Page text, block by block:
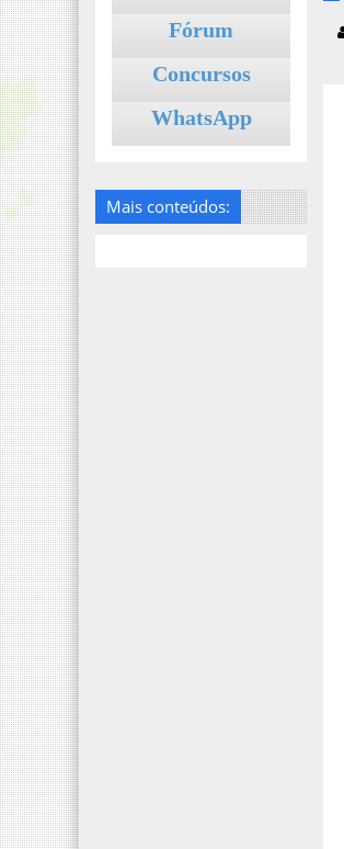
Fórum
Concursos
WhatsApp
Mais conteúdos: